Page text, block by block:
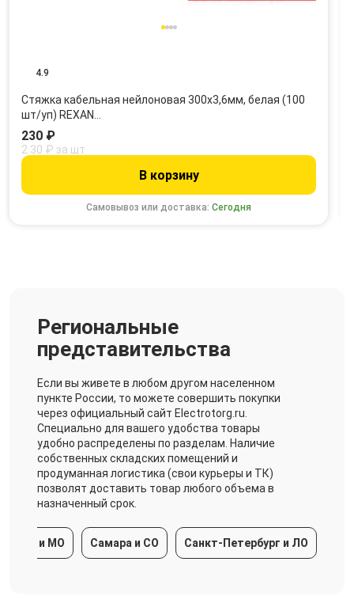
4.9
Стяжка кабельная нейлоновая 300x3,6мм, белая (100
шт/уп) REXAN…
Самовывоз или доставка:Сегодня
230 ₽
2.30 ₽ за шт
В корзину
Региональные
представительства
Если вы живете в любом другом населенном
пункте России, то можете совершить покупки
через официальный сайт Electrotorg.ru.
Специально для вашего удобства товары
удобно распределены по разделам. Наличие
собственных складских помещений и
продуманная логистика (свои курьеры и ТК)
позволят доставить товар любого объема в
назначенный срок.
и МО Самара и СО Санкт-Петербург и ЛО